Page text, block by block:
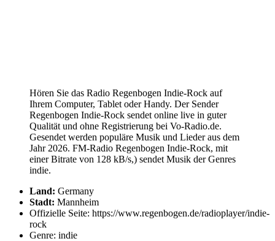
Hören Sie das Radio Regenbogen Indie-Rock auf
Ihrem Computer, Tablet oder Handy. Der Sender
Regenbogen Indie-Rock sendet online live in guter
Qualität und ohne Registrierung bei Vo-Radio.de.
Gesendet werden populäre Musik und Lieder aus dem
Jahr 2026. FM-Radio Regenbogen Indie-Rock, mit
einer Bitrate von 128 kB/s,) sendet Musik der Genres
indie.
Land: Germany
Stadt: Mannheim
Offizielle Seite: https://www.regenbogen.de/radioplayer/indie-
rock
Genre: indie